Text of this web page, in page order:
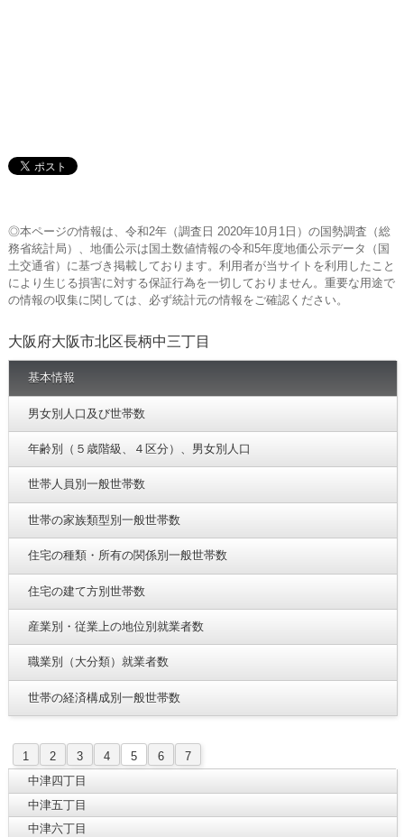
◎本ページの情報は、令和2年（調査日 2020年10月1日）の国勢調査（総
務省統計局）、地価公示は国土数値情報の令和5年度地価公示データ（国
土交通省）に基づき掲載しております。利用者が当サイトを利用したこと
により生じる損害に対する保証行為を一切しておりません。重要な用途で
の情報の収集に関しては、必ず統計元の情報をご確認ください。
大阪府大阪市北区長柄中三丁目
基本情報
男女別人口及び世帯数
年齢別（５歳階級、４区分）、男女別人口
世帯人員別一般世帯数
世帯の家族類型別一般世帯数
住宅の種類・所有の関係別一般世帯数
住宅の建て方別世帯数
産業別・従業上の地位別就業者数
職業別（大分類）就業者数
世帯の経済構成別一般世帯数
1 2 3 4 5 6
7
中津四丁目
中津五丁目
中津六丁目